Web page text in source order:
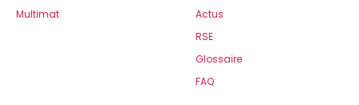
Multimat
Actus
RSE
Glossaire
FAQ